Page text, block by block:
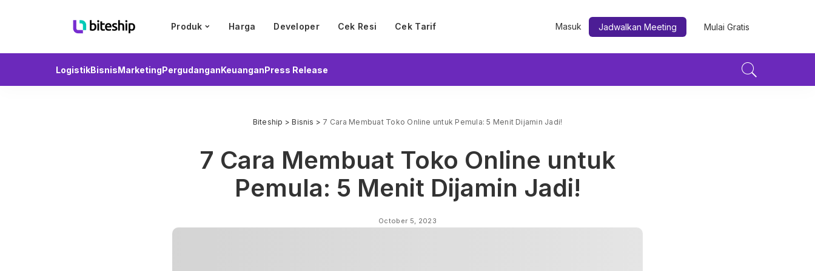
Produk Harga Developer Cek Resi Cek Tarif Masuk Jadwalkan Meeting Mulai Gratis
LogistikBisnisMarketingPergudanganKeuanganPress Release
Biteship >Bisnis > 7 Cara Membuat Toko Online untuk Pemula: 5 Menit Dijamin Jadi!
7 Cara Membuat Toko Online untuk
Pemula: 5 Menit Dijamin Jadi!
October 5, 2023